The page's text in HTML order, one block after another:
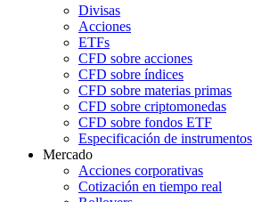
Divisas
Acciones
ETFs
CFD sobre acciones
CFD sobre índices
CFD sobre materias primas
CFD sobre criptomonedas
CFD sobre fondos ETF
Especificación de instrumentos
Mercado
Acciones corporativas
Cotización en tiempo real